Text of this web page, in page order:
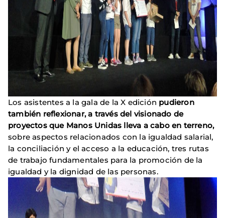
Los asistentes a la gala de la X edición pudieron
también reflexionar, a través del visionado de
proyectos que Manos Unidas lleva a cabo en terreno,
sobre aspectos relacionados con la igualdad salarial,
la conciliación y el acceso a la educación, tres rutas
de trabajo fundamentales para la promoción de la
igualdad y la dignidad de las personas.